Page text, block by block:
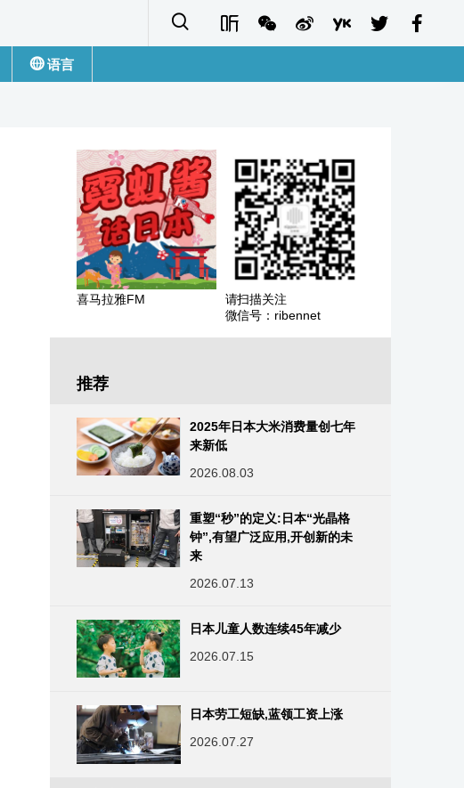
语言
Français
Español
Русский
喜马拉雅FM
请扫描关注
微信号：ribennet
推荐
2025年日本大米消费量创七年
来新低
2026.08.03
重塑“秒”的定义:日本“光晶格
钟”,有望广泛应用,开创新的未
来
2026.07.13
日本儿童人数连续45年减少
2026.07.15
日本劳工短缺,蓝领工资上涨
2026.07.27